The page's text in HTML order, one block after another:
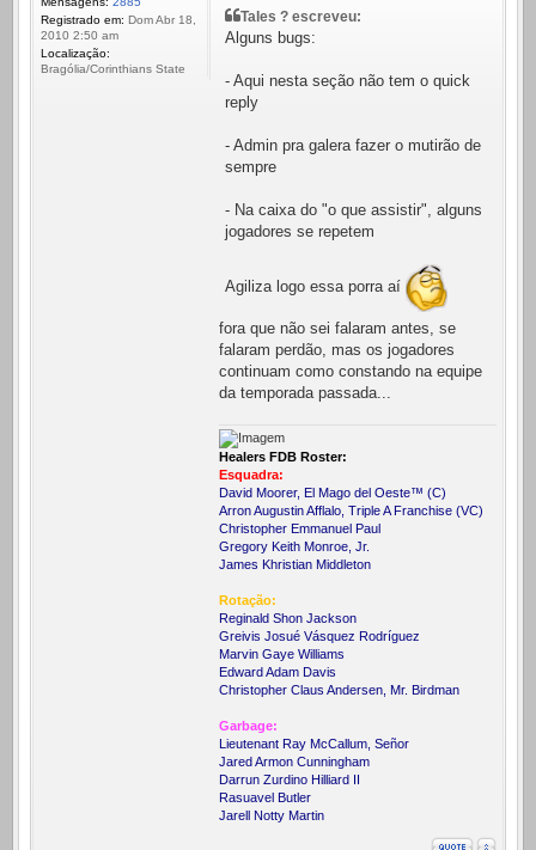
Registrado em: Dom Abr 18,
2010 2:50 am
Localização:
Bragólia/Corinthians State
Tales ? escreveu:
Alguns bugs:
- Aqui nesta seção não tem o quick
reply
- Admin pra galera fazer o mutirão de
sempre
- Na caixa do "o que assistir", alguns
jogadores se repetem
Agiliza logo essa porra aí
fora que não sei falaram antes, se
falaram perdão, mas os jogadores
continuam como constando na equipe
da temporada passada...
Healers FDB Roster:
Esquadra:
David Moorer, El Mago del Oeste™ (C)
Arron Augustin Afflalo, Triple A Franchise (VC)
Christopher Emmanuel Paul
Gregory Keith Monroe, Jr.
James Khristian Middleton
Rotação:
Reginald Shon Jackson
Greivis Josué Vásquez Rodríguez
Marvin Gaye Williams
Edward Adam Davis
Christopher Claus Andersen, Mr. Birdman
Garbage:
Lieutenant Ray McCallum, Señor
Jared Armon Cunningham
Darrun Zurdino Hilliard II
Rasuavel Butler
Jarell Notty Martin